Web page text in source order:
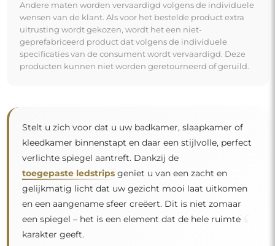
Andere maten worden vervaardigd volgens de individuele
wensen van de klant. Als voor het bestelde product extra
uitrusting wordt gekozen, wordt het een niet-
geprefabriceerd product dat volgens de individuele
specificaties van de consument wordt vervaardigd. Deze
producten kunnen niet worden geretourneerd of geruild.
Stelt u zich voor dat u uw badkamer, slaapkamer of
kleedkamer binnenstapt en daar een stijlvolle, perfect
verlichte spiegel aantreft. Dankzij de
toegepaste ledstripsgeniet u van een zacht en
gelijkmatig licht dat uw gezicht mooi laat uitkomen
en een aangename sfeer creëert. Dit is niet zomaar
een spiegel – het is een element dat de hele ruimte
karakter geeft.
“